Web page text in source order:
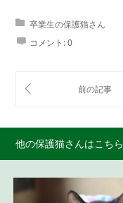
卒業生の保護猫さん
コメント:0
他の保護猫さんはこちら